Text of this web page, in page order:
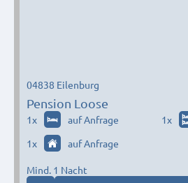
Pension Loose
04838 Eilenburg
1x auf Anfrage 1x
1x auf Anfrage
Mind. 1 Nacht